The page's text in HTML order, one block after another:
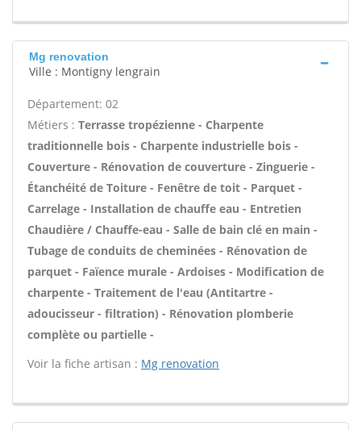
Mg renovation
Ville : Montigny lengrain
Département: 02
Métiers : Terrasse tropézienne - Charpente
traditionnelle bois - Charpente industrielle bois -
Couverture - Rénovation de couverture - Zinguerie -
Étanchéité de Toiture - Fenêtre de toit - Parquet -
Carrelage - Installation de chauffe eau - Entretien
Chaudière / Chauffe-eau - Salle de bain clé en main -
Tubage de conduits de cheminées - Rénovation de
parquet - Faïence murale - Ardoises - Modification de
charpente - Traitement de l'eau (Antitartre -
adoucisseur - filtration) - Rénovation plomberie
complète ou partielle -
Voir la fiche artisan : Mg renovation